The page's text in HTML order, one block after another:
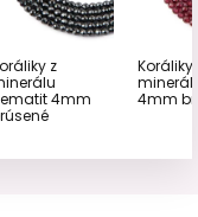
z
4mm
Koráliky
4mm